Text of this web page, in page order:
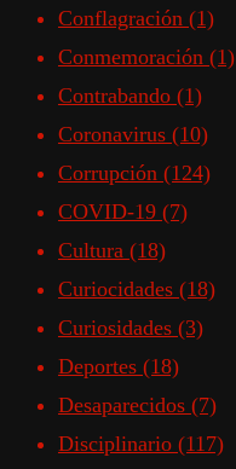
Conflagración (1)
Conmemoración (1)
Contrabando (1)
Coronavirus (10)
Corrupción (124)
COVID-19 (7)
Cultura (18)
Curiocidades (18)
Curiosidades (3)
Deportes (18)
Desaparecidos (7)
Disciplinario (117)